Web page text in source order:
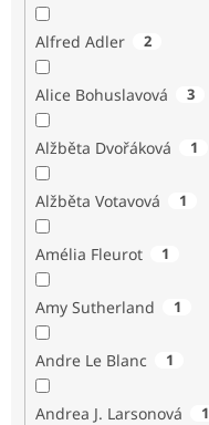
Alfred Adler 2
Alice Bohuslavová 3
Alžběta Dvořáková 1
Alžběta Votavová 1
Amélia Fleurot 1
Amy Sutherland 1
Andre Le Blanc 1
Andrea J. Larsonová 1